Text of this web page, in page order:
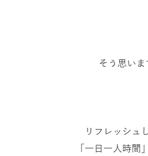
そう思いま
リフレッシュ
「一日一人時間